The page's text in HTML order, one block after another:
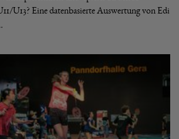
U13? Eine datenbasierte Auswertung von Edi